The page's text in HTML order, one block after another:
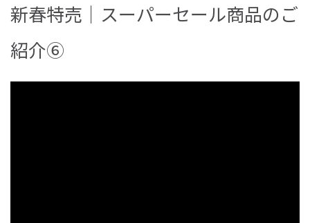
新春特売｜スーパーセール商品のご
紹介⑥